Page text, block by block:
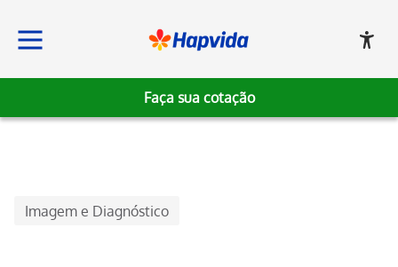
Faça sua cotação
Imagem e Diagnóstico